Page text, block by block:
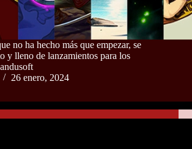
no ha hecho más que empezar, se
y lleno de lanzamientos para los
26 enero, 2024